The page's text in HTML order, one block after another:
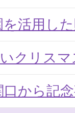
を活用し
クリス
口から記